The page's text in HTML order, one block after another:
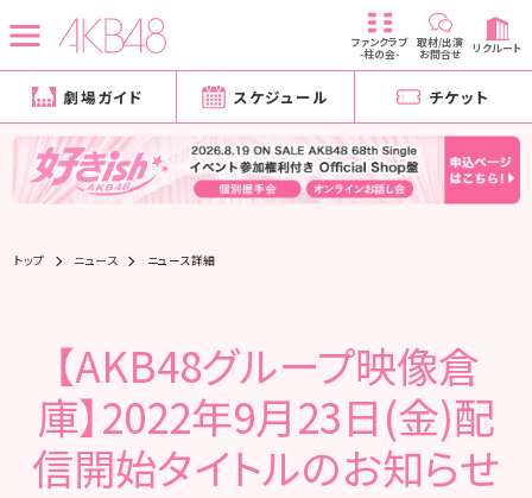
ファンクラブ
-柱の会-
取材/出演
お問合せ リクルート
劇場ガイド スケジュール チケット
トップ ニュース ニュース詳細
【AKB48グループ映像倉
庫】2022年9月23日(金)配
信開始タイトルのお知らせ